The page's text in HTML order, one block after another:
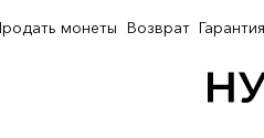
монеты Возврат